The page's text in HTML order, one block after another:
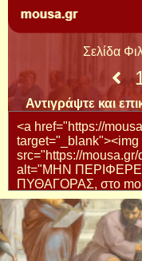
Σελίδα
Αντιγράψτε και